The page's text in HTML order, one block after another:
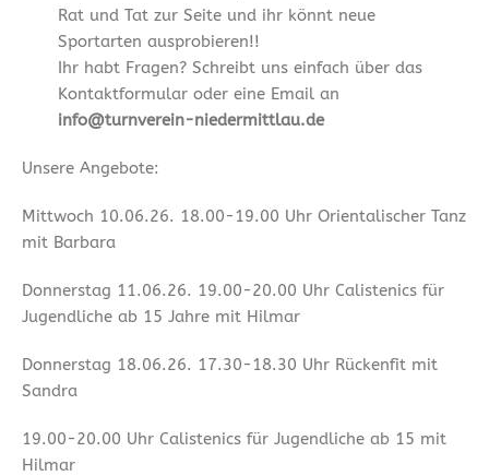
Rat und Tat zur Seite und ihr könnt neue
Sportarten ausprobieren!!
Ihr habt Fragen? Schreibt uns einfach über das
Kontaktformular oder eine Email an
info@turnverein-niedermittlau.de
Unsere Angebote:
Mittwoch 10.06.26. 18.00-19.00 Uhr Orientalischer Tanz
mit Barbara
Donnerstag 11.06.26. 19.00-20.00 Uhr Calistenics für
Jugendliche ab 15 Jahre mit Hilmar
Donnerstag 18.06.26. 17.30-18.30 Uhr Rückenfit mit
Sandra
19.00-20.00 Uhr Calistenics für Jugendliche ab 15 mit
Hilmar